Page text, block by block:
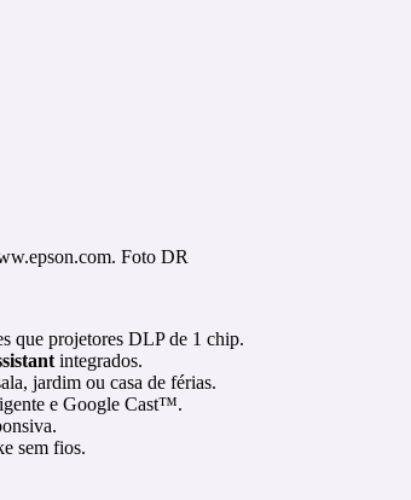
Foto DR
que projetores DLP de 1 chip.
integrados.
jardim ou casa de férias.
e Google Cast™.
sem fios.